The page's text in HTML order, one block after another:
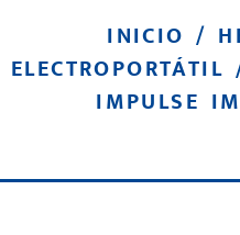
INICIO /
ELECTROPORTÁTIL
IMPULSE